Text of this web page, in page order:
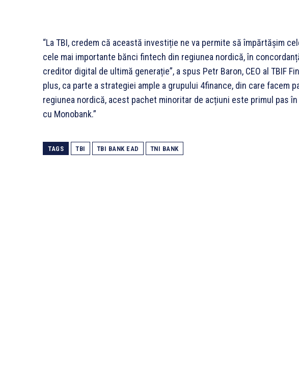
“La TBI, credem că această investiție ne va permite să împărtășim
cele mai importante bănci fintech din regiunea nordică, în
creditor digital de ultimă generație”, a spus Petr Baron, CEO al TBIF
plus, ca parte a strategiei ample a grupului 4finance, din care facem
regiunea nordică, acest pachet minoritar de acțiuni este primul pas
cu Monobank.”
TAGS TBI TBI BANK EAD TNI BANK